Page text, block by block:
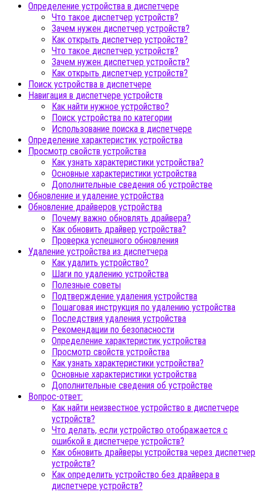
Определение устройства в диспетчере
Что такое диспетчер устройств?
Зачем нужен диспетчер устройств?
Как открыть диспетчер устройств?
Что такое диспетчер устройств?
Зачем нужен диспетчер устройств?
Как открыть диспетчер устройств?
Поиск устройства в диспетчере
Навигация в диспетчере устройств
Как найти нужное устройство?
Поиск устройства по категории
Использование поиска в диспетчере
Определение характеристик устройства
Просмотр свойств устройства
Как узнать характеристики устройства?
Основные характеристики устройства
Дополнительные сведения об устройстве
Обновление и удаление устройства
Обновление драйверов устройства
Почему важно обновлять драйвера?
Как обновить драйвер устройства?
Проверка успешного обновления
Удаление устройства из диспетчера
Как удалить устройство?
Шаги по удалению устройства
Полезные советы
Подтверждение удаления устройства
Пошаговая инструкция по удалению устройства
Последствия удаления устройства
Рекомендации по безопасности
Определение характеристик устройства
Просмотр свойств устройства
Как узнать характеристики устройства?
Основные характеристики устройства
Дополнительные сведения об устройстве
Вопрос-ответ:
Как найти неизвестное устройство в диспетчере
устройств?
Что делать, если устройство отображается с
ошибкой в диспетчере устройств?
Как обновить драйверы устройства через диспетчер
устройств?
Как определить устройство без драйвера в
диспетчере устройств?